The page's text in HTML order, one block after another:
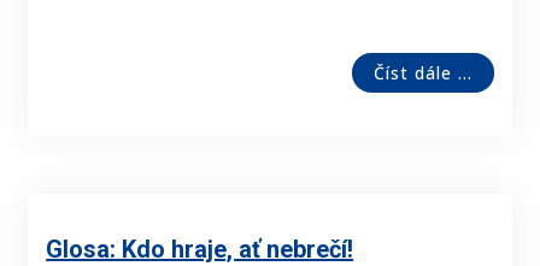
Číst dále ...
Glosa: Kdo hraje, ať nebrečí!